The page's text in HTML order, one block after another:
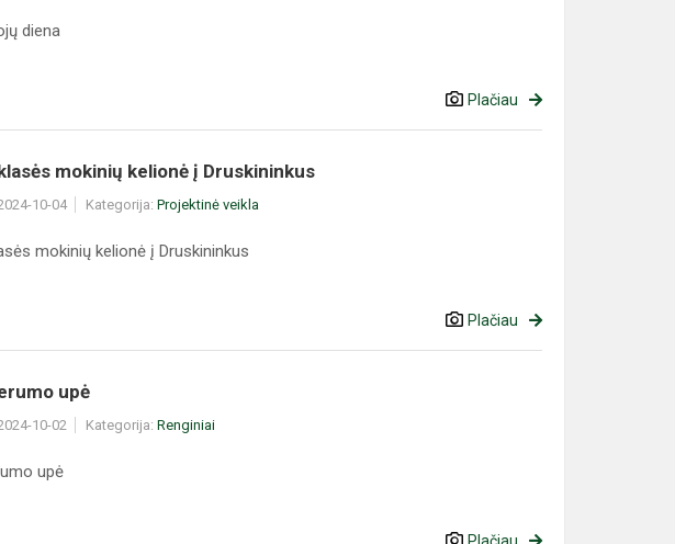
diena
Plačiau
mokinių kelionė į Druskininkus
10-04 Kategorija: Projektinė veikla
mokinių kelionė į Druskininkus
Plačiau
upė
10-02 Kategorija: Renginiai
upė